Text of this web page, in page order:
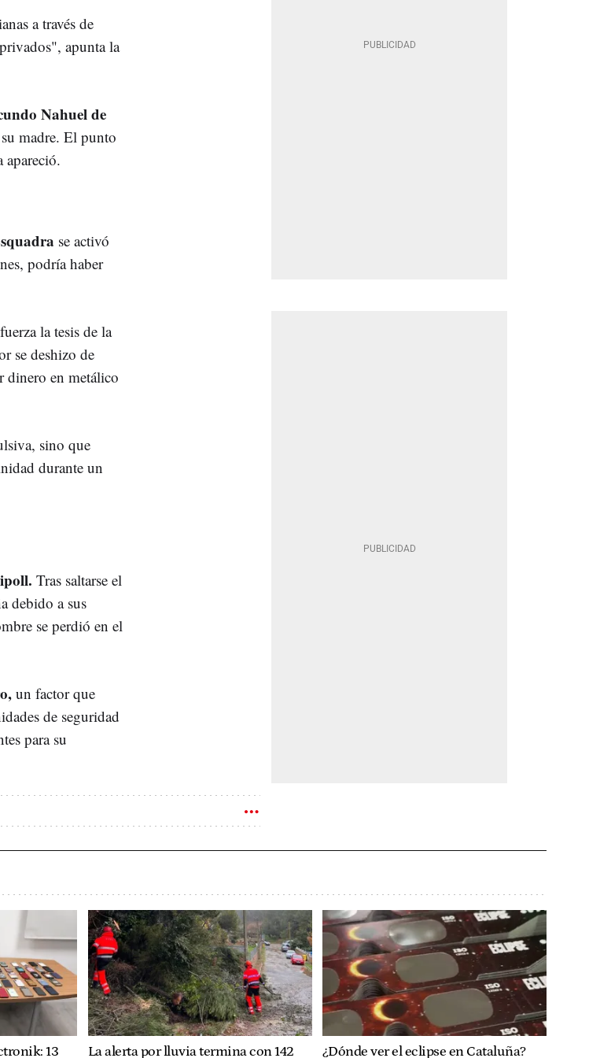
a través de
apunta la
Nahuel de
madre. El punto
apareció.
se activó
podría haber
la tesis de la
se deshizo de
dinero en metálico
sino que
durante un
Tras saltarse el
debido a sus
se perdió en el
un factor que
de seguridad
para su
13 La alerta por lluvia termina con 142 ¿Dónde ver el eclipse en Cataluña?